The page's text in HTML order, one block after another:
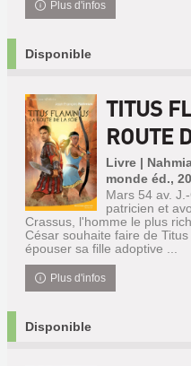
Plus d'infos
Disponible
TITUS
ROUTE
Livre |
monde éd.,
Mars 54 av.
patricien et
Crassus, l'homme le plus
César souhaite faire de
épouser sa fille adoptive ...
Plus d'infos
Disponible